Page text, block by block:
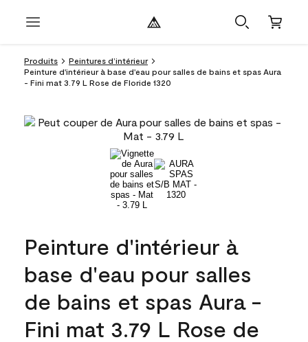
Produits
Peintures d’intérieur
Peinture d'intérieur à base d'eau pour salles de bains et spas Aura
- Fini mat 3.79 L Rose de Floride 1320
Peinture d'intérieur à
base d'eau pour salles
de bains et spas Aura -
Fini mat 3.79 L Rose de